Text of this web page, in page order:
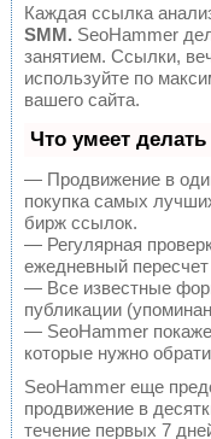
Каждая ссылка
SMM. SeoHammer
занятием. Ссылки,
используйте по
вашего сайта.
Что умеет
— Продвижение в
покупка самых
бирж ссылок.
— Регулярная
ежедневный пересчет
— Все известные
публикации
— SeoHammer
которые нужно
SeoHammer еще
продвижение в
течение первых 7